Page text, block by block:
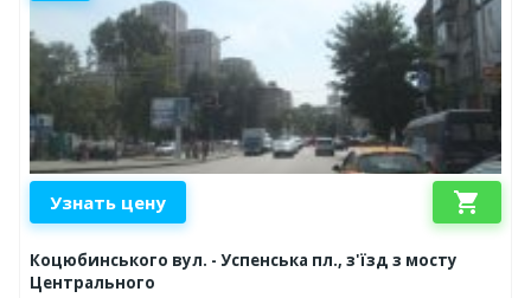
Узнать цену shopping_cart
Коцюбинського вул. - Успенська пл., з'їзд з мосту
Центрального